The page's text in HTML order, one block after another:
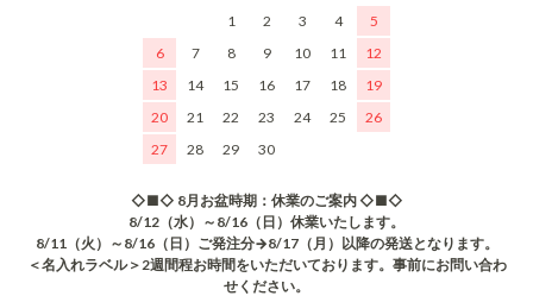
1
2 3 4
5
6
7 8 9 10 11
12
13
14 15 16 17 18
19
20
21 22 23 24 25
26
27
28 29 30
◇■◇ 8月お盆時期：休業のご案内 ◇■◇
8/12（水）～8/16（日）休業いたします。
8/11（火）～8/16（日）ご発注分→8/17（月）以降の発送となります。
＜名入れラベル＞2週間程お時間をいただいております。事前にお問い合わ
せください。